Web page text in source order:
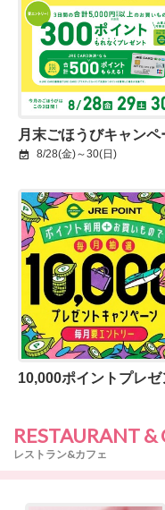
月末ごほうびキャンペ
8/28(金)～30(日)
RESTAURANT &
レストラン&カフェ